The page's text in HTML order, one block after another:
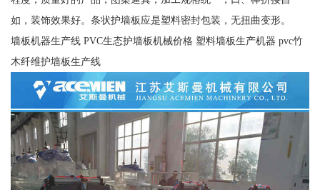
如，装饰效果好。条状护墙板应是塑料密封包装，无扭曲变形。
墙板机器生产线 PVC生态护墙板机械价格 塑料墙板生产机器 pvc竹
木纤维护墙板生产线